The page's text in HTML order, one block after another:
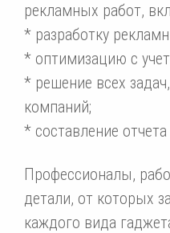
рекламных работ,
* разработку
* оптимизацию с
* решение всех
компаний;
* составление
Профессионалы,
детали, от которых
каждого вида